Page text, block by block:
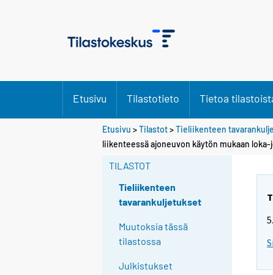
Etusivu Tilastotieto Tietoa
Etusivu >Tilastot>Tieliikenteen
liikenteessä ajoneuvon käytön mukaan loka-
TILASTOT
Tieliikenteen
tavarankuljetukset
Muutoksia tässä
tilastossa
Julkistukset